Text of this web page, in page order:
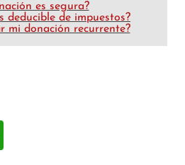
es segura?
deducible de impuestos?
mi donación recurrente?